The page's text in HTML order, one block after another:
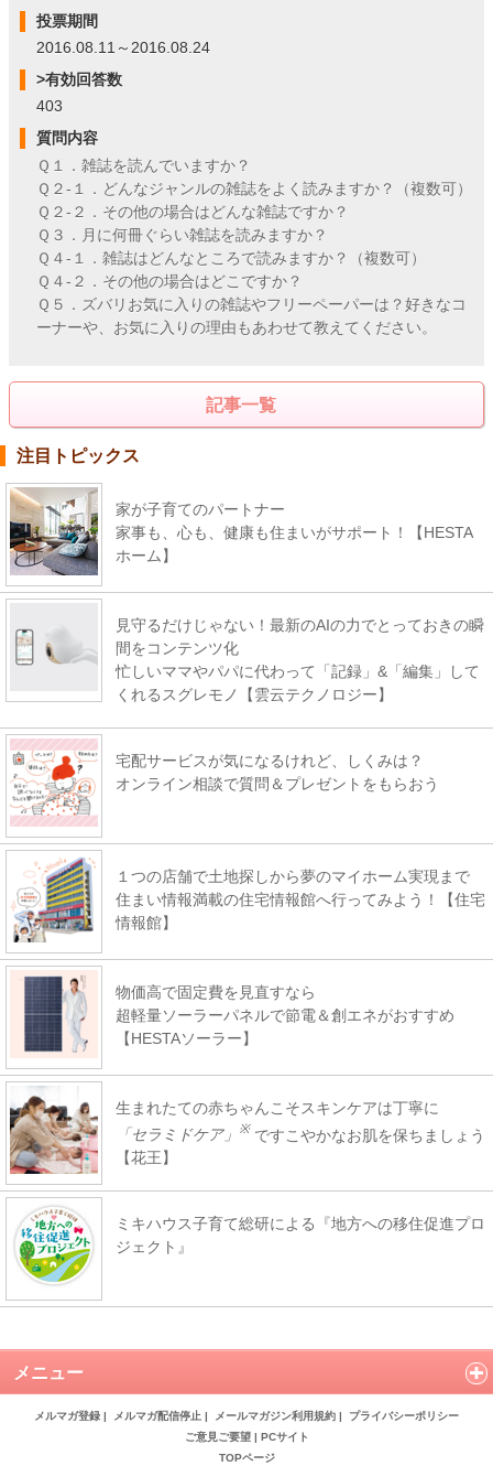
投票期間
2016.08.11～2016.08.24
>有効回答数
403
質問内容
Ｑ１．雑誌を読んでいますか？
Ｑ２-１．どんなジャンルの雑誌をよく読みますか？（複数可）
Ｑ２-２．その他の場合はどんな雑誌ですか？
Ｑ３．月に何冊ぐらい雑誌を読みますか？
Ｑ４-１．雑誌はどんなところで読みますか？（複数可）
Ｑ４-２．その他の場合はどこですか？
Ｑ５．ズバリお気に入りの雑誌やフリーペーパーは？好きなコ
ーナーや、お気に入りの理由もあわせて教えてください。
記事一覧
注目トピックス
家が子育てのパートナー
家事も、心も、健康も住まいがサポート！【HESTA
ホーム】
見守るだけじゃない！最新のAIの力でとっておきの瞬
間をコンテンツ化
忙しいママやパパに代わって「記録」&「編集」して
くれるスグレモノ【雲云テクノロジー】
宅配サービスが気になるけれど、しくみは？
オンライン相談で質問＆プレゼントをもらおう
１つの店舗で土地探しから夢のマイホーム実現まで
住まい情報満載の住宅情報館へ行ってみよう！【住宅
情報館】
物価高で固定費を見直すなら
超軽量ソーラーパネルで節電＆創エネがおすすめ
【HESTAソーラー】
生まれたての赤ちゃんこそスキンケアは丁寧に
「セラミドケア」
※ ですこやかなお肌を保ちましょう
【花王】
ミキハウス子育て総研による『地方への移住促進プロ
ジェクト』
メニュー
メルマガ登録 メルマガ配信停止 メールマガジン利用規約
プライバシーポリシー
ご意見ご要望|
PCサイト
TOPページ